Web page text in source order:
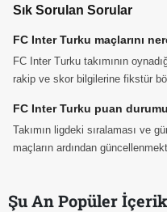
Sık Sorulan Sorular
FC Inter Turku maçlarını
FC Inter Turku takımının
rakip ve skor bilgilerine fikstür
FC Inter Turku puan
Takımın ligdeki sıralaması ve
maçların ardından
Şu An Popüler